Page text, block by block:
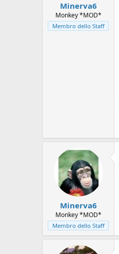
Minerva6
Monkey *MOD*
Membro dello Staff
Minerva6
Monkey *MOD*
Membro dello Staff